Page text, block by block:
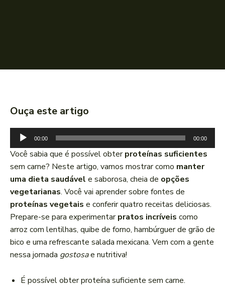
Ouça este artigo
o
c
a
d
o
r
d
e
á
u
00:00 00:00
Você sabia que é possível obterproteínas suficientes
sem carne? Neste artigo, vamos mostrar como manter
uma dieta saudável e saborosa, cheia de opções
vegetarianas. Você vai aprender sobre fontes de
proteínas vegetais e conferir quatro receitas deliciosas.
Prepare-se para experimentarpratos incríveis como
arroz com lentilhas, quibe de forno, hambúrguer de grão de
bico e uma refrescante salada mexicana. Vem com a gente
nessa jornada gostosae nutritiva!
É possível obter proteína suficiente sem carne.